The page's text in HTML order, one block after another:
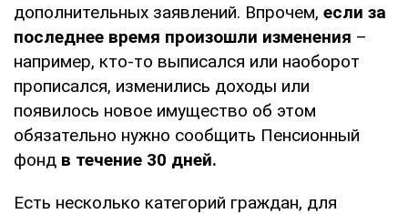
дополнительных заявлений. Впрочем, если за
последнее время произошли изменения –
например, кто-то выписался или наоборот
прописался, изменились доходы или
появилось новое имущество об этом
обязательно нужно сообщить Пенсионный
фонд в течение 30 дней.
Есть несколько категорий граждан, для